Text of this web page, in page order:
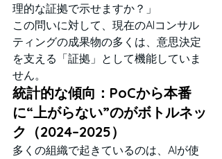
理的な証拠で示せますか？」
この問いに対して、現在のAIコンサル
ティングの成果物の多くは、意思決定
を支える「証拠」として機能していま
せん。
統計的な傾向：PoCから本番
に“上がらない”のがボトルネッ
ク（2024–2025）
多くの組織で起きているのは、AIが使